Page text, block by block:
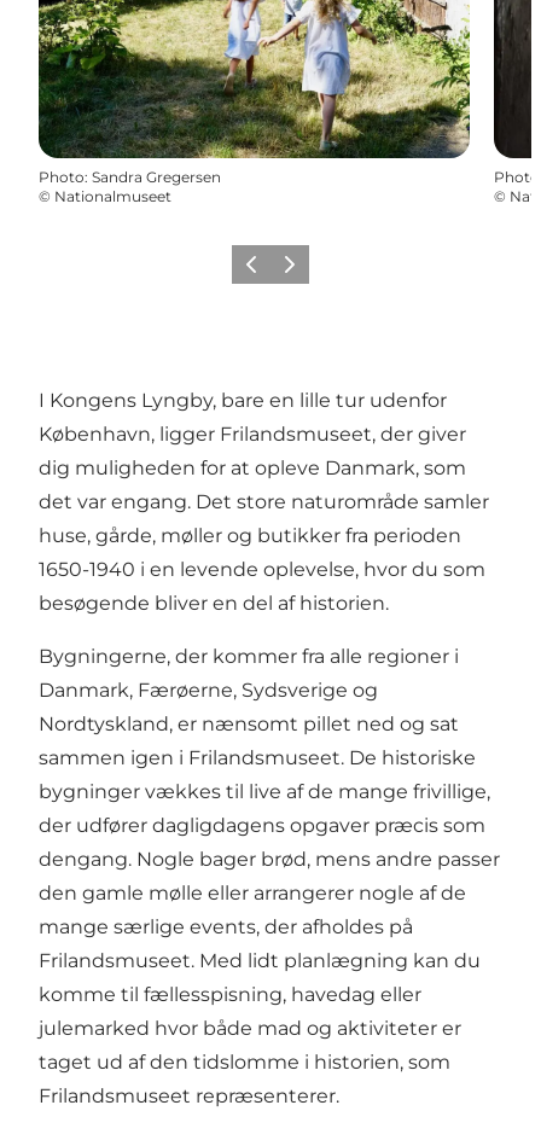
Photo: Sandra Gregersen
© Nationalmuseet
Photo
©
Previous
Next
I Kongens Lyngby, bare en lille tur udenfor
København, ligger Frilandsmuseet, der giver
dig muligheden for at opleve Danmark, som
det var engang. Det store naturområde samler
huse, gårde, møller og butikker fra perioden
1650-1940 i en levende oplevelse, hvor du som
besøgende bliver en del af historien.
Bygningerne, der kommer fra alle regioner i
Danmark, Færøerne, Sydsverige og
Nordtyskland, er nænsomt pillet ned og sat
sammen igen i Frilandsmuseet. De historiske
bygninger vækkes til live af de mange frivillige,
der udfører dagligdagens opgaver præcis som
dengang. Nogle bager brød, mens andre passer
den gamle mølle eller arrangerer nogle af de
mange særlige events, der afholdes på
Frilandsmuseet. Med lidt planlægning kan du
komme til fællesspisning, havedag eller
julemarked hvor både mad og aktiviteter er
taget ud af den tidslomme i historien, som
Frilandsmuseet repræsenterer.